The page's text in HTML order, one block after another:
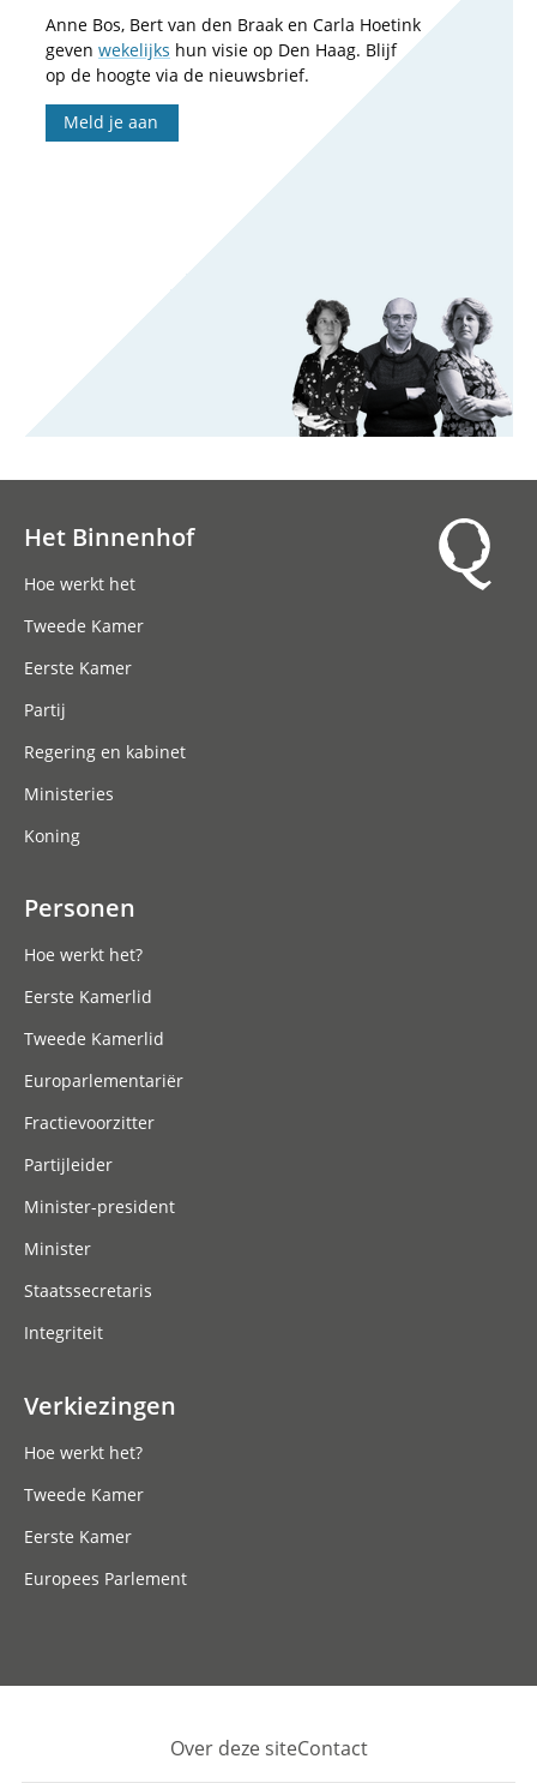
Anne Bos, Bert van den Braak en Carla Hoetink
geven wekelijks hun visie op Den Haag. Blijf
op de hoogte via de nieuwsbrief.
Meld je aan
Het Binnenhof
Hoe werkt het
Tweede Kamer
Eerste Kamer
Partij
Regering en kabinet
Ministeries
Koning
Personen
Hoe werkt het?
Eerste Kamerlid
Tweede Kamerlid
Europarlementariër
Fractievoorzitter
Partijleider
Minister-president
Minister
Staatssecretaris
Integriteit
Verkiezingen
Hoe werkt het?
Tweede Kamer
Eerste Kamer
Europees Parlement
Over deze siteContact